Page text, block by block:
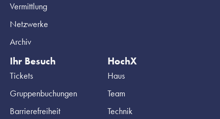
Vermittlung
Netzwerke
Archiv
Ihr Besuch
Tickets
Gruppenbuchungen
Barrierefreiheit
HochX
Haus
Team
Technik